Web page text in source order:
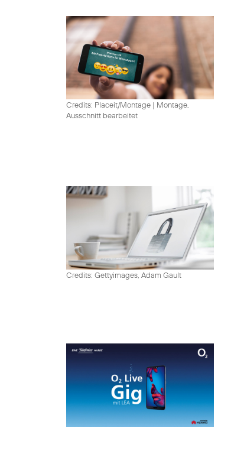
Credits: Placeit/Montage | Montage,
Ausschnitt bearbeitet
Credits: Gettyimages, Adam Gault